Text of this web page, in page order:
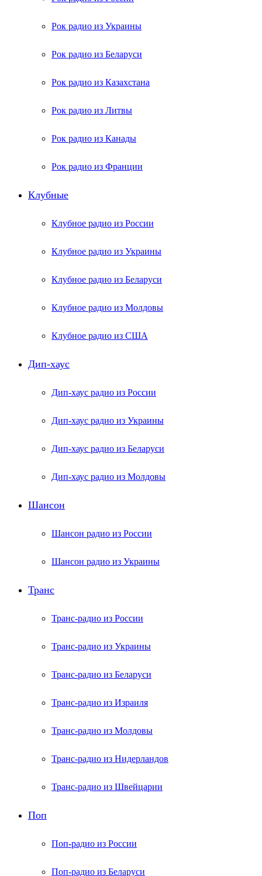
Рок радио из Украины
Рок радио из Беларуси
Рок радио из Казахстана
Рок радио из Литвы
Рок радио из Канады
Рок радио из Франции
Клубные
Клубное радио из России
Клубное радио из Украины
Клубное радио из Беларуси
Клубное радио из Молдовы
Клубное радио из США
Дип-хаус
Дип-хаус радио из России
Дип-хаус радио из Украины
Дип-хаус радио из Беларуси
Дип-хаус радио из Молдовы
Шансон
Шансон радио из России
Шансон радио из Украины
Транс
Транс-радио из России
Транс-радио из Украины
Транс-радио из Беларуси
Транс-радио из Израиля
Транс-радио из Молдовы
Транс-радио из Нидерландов
Транс-радио из Швейцарии
Поп
Поп-радио из России
Поп-радио из Беларуси